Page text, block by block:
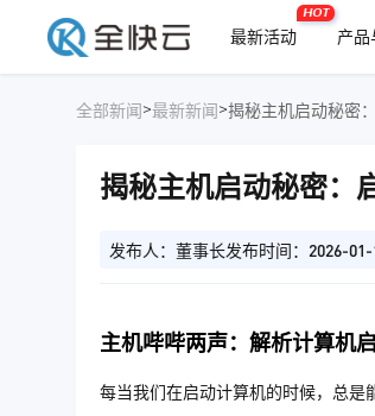
最新活动
HOT
产品
全部新闻>最新新闻>揭秘主机启动秘密
揭秘主机启动秘密：
发布人：董事长发布时间：2026-01-
主机哔哔两声：解析计算机
每当我们在启动计算机的时候，总